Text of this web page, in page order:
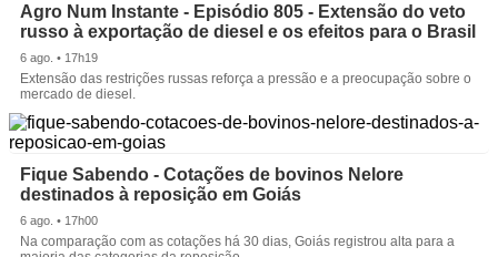
Agro Num Instante - Episódio 805 - Extensão do veto
russo à exportação de diesel e os efeitos para o Brasil
6 ago. • 17h19
Extensão das restrições russas reforça a pressão e a preocupação sobre o
mercado de diesel.
Fique Sabendo - Cotações de bovinos Nelore
destinados à reposição em Goiás
6 ago. • 17h00
Na comparação com as cotações há 30 dias, Goiás registrou alta para a